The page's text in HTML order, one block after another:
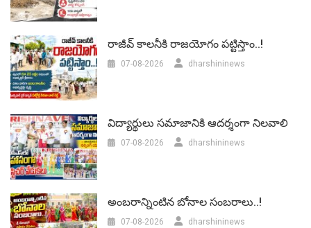
రాజీవ్ కాలనీకి రాజయోగం పట్టిస్తాం..!
07-08-2026 dharshininews
విద్యార్థులు సమాజానికి ఆదర్శంగా నిలవాలి
07-08-2026 dharshininews
అంబరాన్నింటిన బోనాల సంబరాలు..!
07-08-2026 dharshininews